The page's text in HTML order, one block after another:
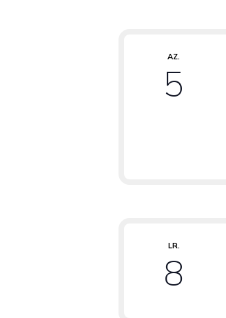
AZ.
5
LR.
8